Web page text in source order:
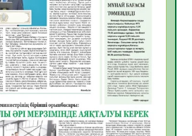
– БІРЛІК ПЕН
БАСТАЙТЫН ҚАДАМ
24
ұлан сапына
34
арналған
өтінім қабылдау